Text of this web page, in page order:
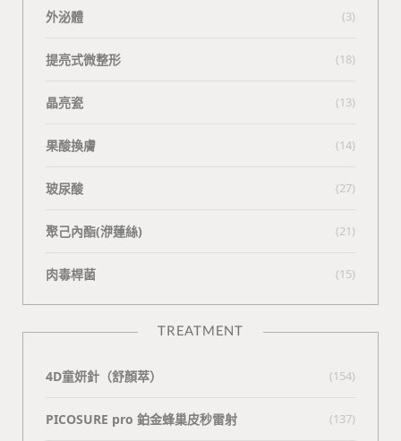
外泌體 (3)
提亮式微整形 (18)
晶亮瓷 (13)
果酸換膚 (14)
玻尿酸 (27)
聚己內酯(洢蓮絲) (21)
肉毒桿菌 (15)
TREATMENT
4D童妍針（舒顏萃） (154)
PICOSURE pro 鉑金蜂巢皮秒雷射 (137)